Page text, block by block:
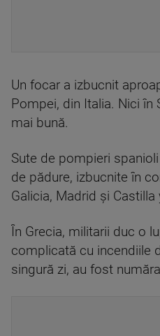
Un focar a izbucnit
Pompei, din Italia. Nici în
mai bună.
Sute de pompieri
de pădure, izbucnite în
Galicia, Madrid și Castilla
În Grecia, militarii duc o
complicată cu incendiile
singură zi, au fost